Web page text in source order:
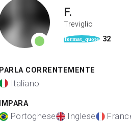
F.
Treviglio
format_quote 32
PARLA CORRENTEMENTE
Italiano
IMPARA
Portoghese Inglese